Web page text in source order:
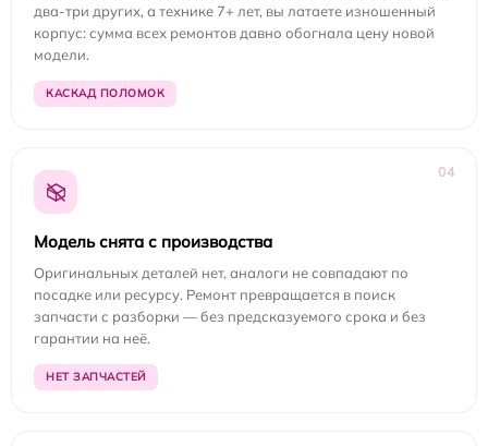
два-три других, а технике 7+ лет, вы латаете изношенный
корпус: сумма всех ремонтов давно обогнала цену новой
модели.
КАСКАД ПОЛОМОК
04
Модель снята с производства
Оригинальных деталей нет, аналоги не совпадают по
посадке или ресурсу. Ремонт превращается в поиск
запчасти с разборки — без предсказуемого срока и без
гарантии на неё.
НЕТ ЗАПЧАСТЕЙ